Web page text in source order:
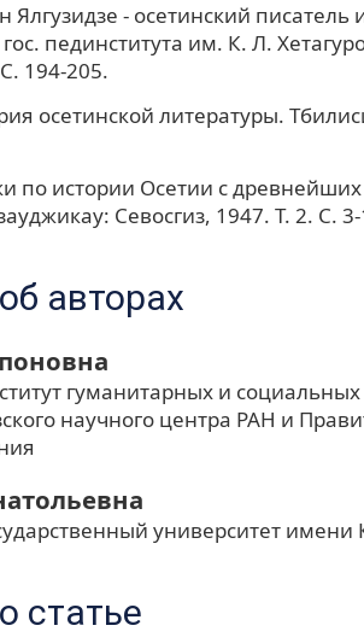
- осетинский писатель
пединститута им. К. Л.
194-205.
осетинской литературы.
по истории Осетии с
Севосгиз, 1947. Т. 2. С.
авторах
гуманитарных и
научного центра РАН и
университет имени
статье